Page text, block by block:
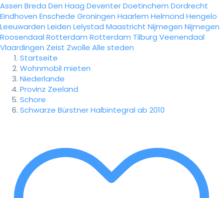
Assen Breda Den Haag DeventerDoetinchem Dordrecht
Eindhoven Enschede Groningen Haarlem Helmond Hengelo
Leeuwarden Leiden Lelystad Maastricht Nijmegen Nijmegen
Roosendaal Rotterdam Rotterdam Tilburg Veenendaal
Vlaardingen Zeist Zwolle Alle steden
Startseite
Wohnmobil mieten
Niederlande
Provinz Zeeland
Schore
Schwarze Bürstner Halbintegral ab 2010